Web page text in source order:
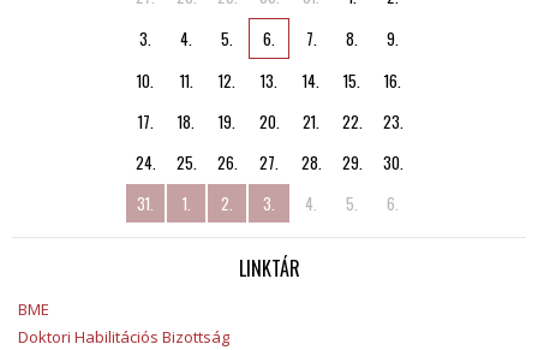
3.
4. 5. 6. 7. 8.
9.
10.
11. 12. 13. 14. 15.
16.
17.
18. 19. 20. 21. 22.
23.
24.
25. 26. 27. 28. 29.
30.
31.
1. 2. 3. 4. 5. 6.
LINKTÁR
BME
Doktori Habilitációs Bizottság